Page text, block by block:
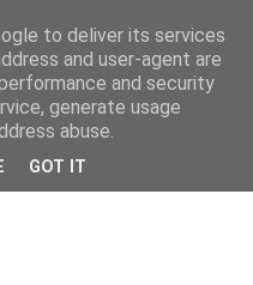
to deliver its services
and user-agent are
and security
generate usage
abuse.
GOT IT